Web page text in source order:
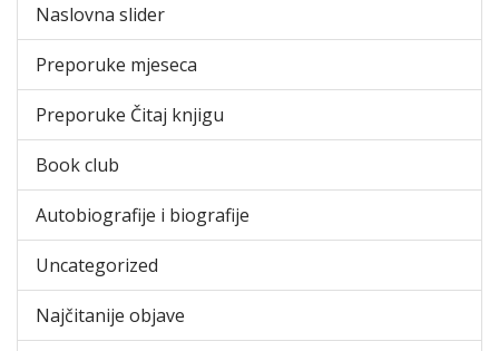
Naslovna slider
Preporuke mjeseca
Preporuke Čitaj knjigu
Book club
Autobiografije i biografije
Uncategorized
Najčitanije objave